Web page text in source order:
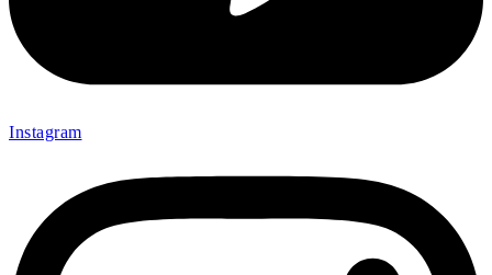
Instagram